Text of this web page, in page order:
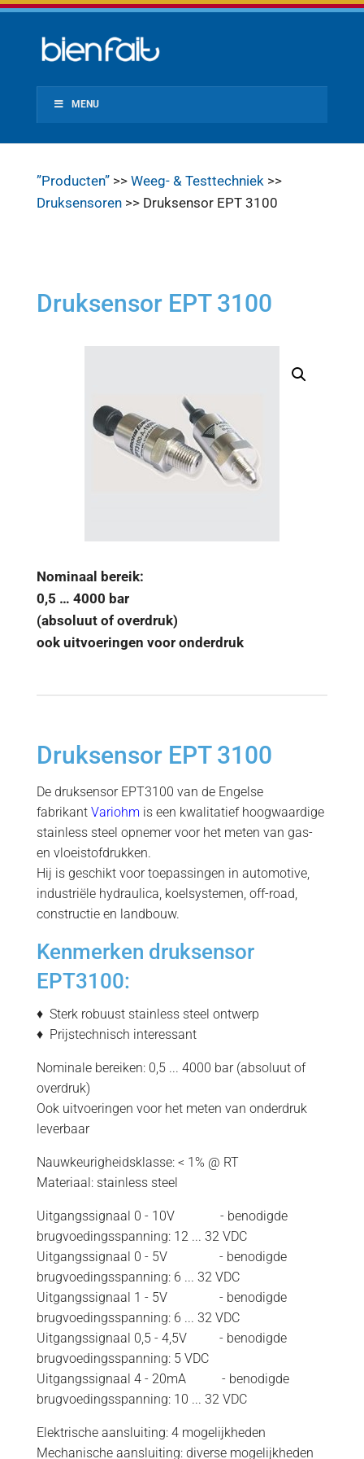
MENU
”Producten”>> Weeg- & Testtechniek>>
Druksensoren>> Druksensor EPT 3100
Druksensor EPT 3100
Nominaal bereik:
0,5 … 4000 bar
(absoluut of overdruk)
ook uitvoeringen voor onderdruk
Druksensor EPT 3100
De druksensor EPT3100 van de Engelse
fabrikant Variohm is een kwalitatief hoogwaardige
stainless steel opnemer voor het meten van gas-
en vloeistofdrukken.
Hij is geschikt voor toepassingen in automotive,
industriële hydraulica, koelsystemen, off-road,
constructie en landbouw.
Kenmerken druksensor
EPT3100:
♦ Sterk robuust stainless steel ontwerp
♦ Prijstechnisch interessant
Nominale bereiken: 0,5 ... 4000 bar (absoluut of
overdruk)
Ook uitvoeringen voor het meten van onderdruk
leverbaar
Nauwkeurigheidsklasse: < 1% @ RT
Materiaal: stainless steel
Uitgangssignaal 0 - 10V - benodigde
brugvoedingsspanning: 12 ... 32 VDC
Uitgangssignaal 0 - 5V - benodigde
brugvoedingsspanning: 6 ... 32 VDC
Uitgangssignaal 1 - 5V - benodigde
brugvoedingsspanning: 6 ... 32 VDC
Uitgangssignaal 0,5 - 4,5V - benodigde
brugvoedingsspanning: 5 VDC
Uitgangssignaal 4 - 20mA - benodigde
brugvoedingsspanning: 10 ... 32 VDC
Elektrische aansluiting: 4 mogelijkheden
Mechanische aansluiting: diverse mogelijkheden